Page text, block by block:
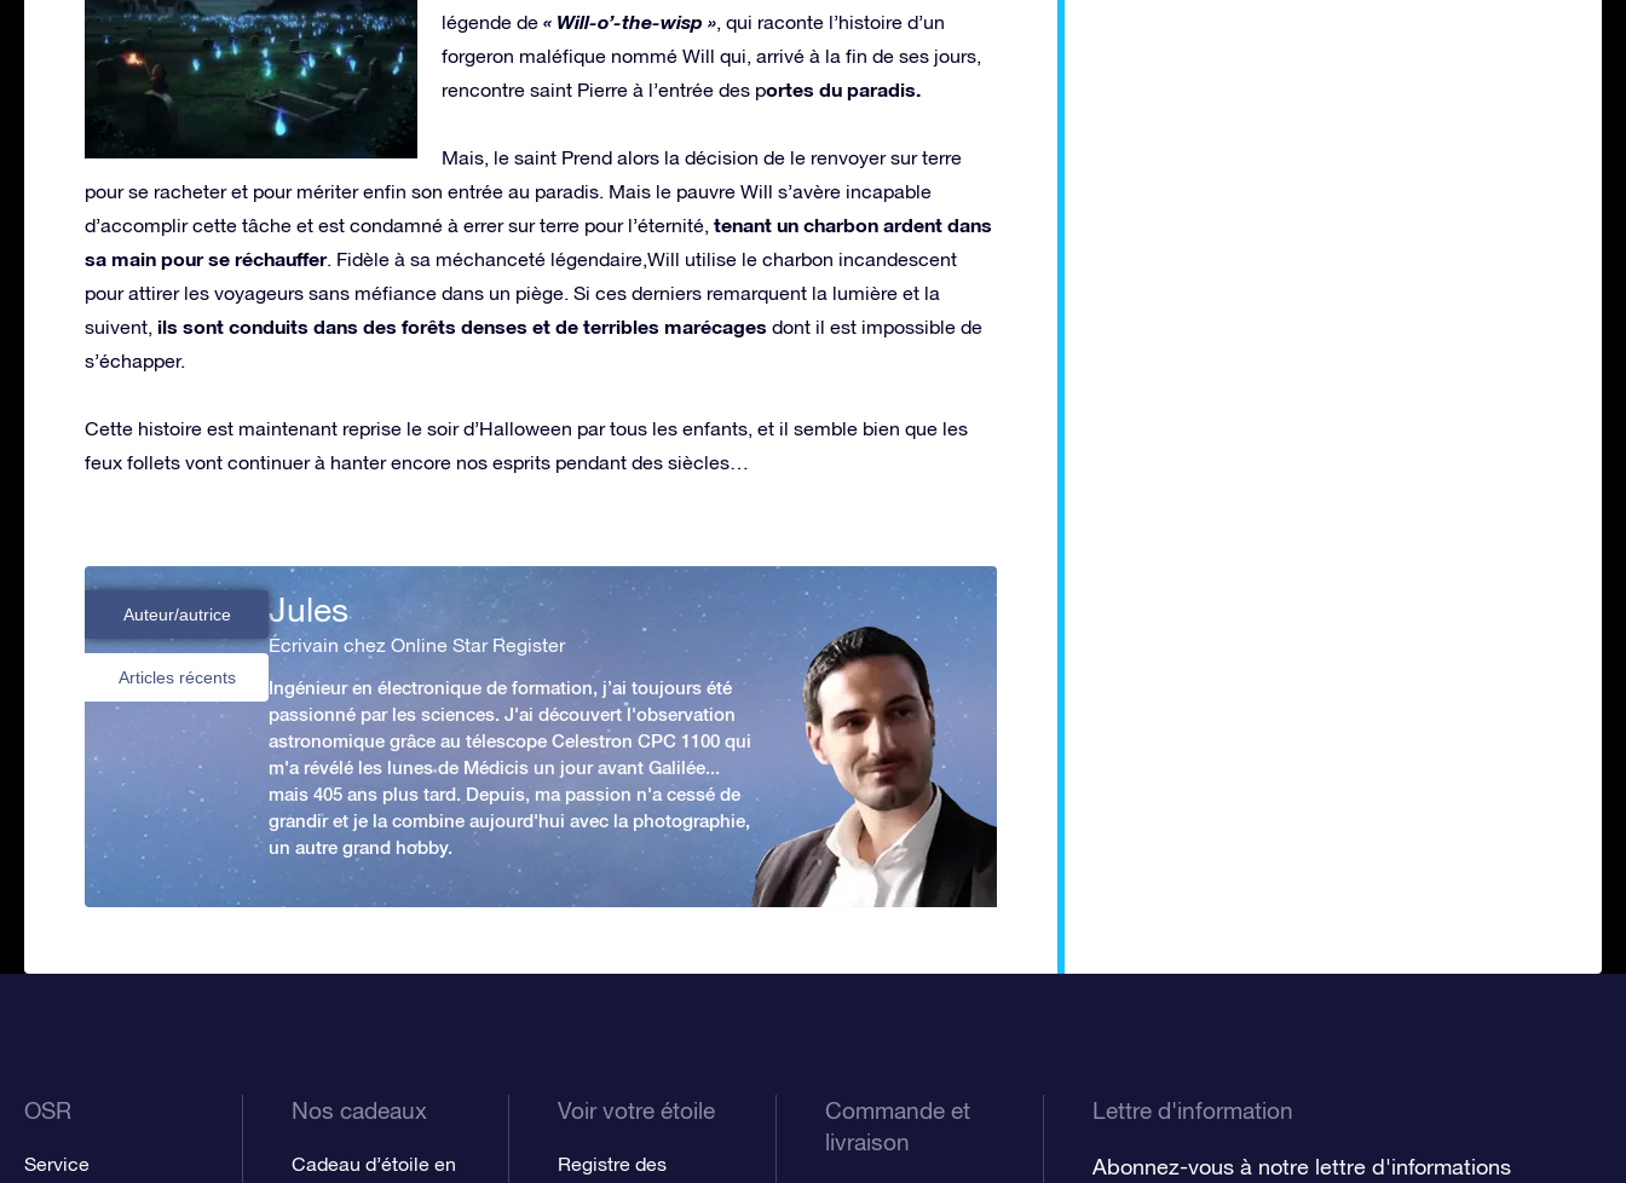
légende de « Will-o’-the-wisp », qui raconte l’histoire d’un
forgeron maléfique nommé Will qui, arrivé à la fin de ses jours,
rencontre saint Pierre à l’entrée des portes du paradis.
Mais, le saint Prend alors la décision de le renvoyer sur terre
pour se racheter et pour mériter enfin son entrée au paradis. Mais le pauvre Will s’avère incapable
d’accomplir cette tâche et est condamné à errer sur terre pour l’éternité, tenant un charbon ardent dans
sa main pour se réchauffer. Fidèle à sa méchanceté légendaire,Will utilise le charbon incandescent
pour attirer les voyageurs sans méfiance dans un piège. Si ces derniers remarquent la lumière et la
suivent, ils sont conduits dans des forêts denses et de terribles marécages dont il est impossible de
s’échapper.
Cette histoire est maintenant reprise le soir d’Halloween par tous les enfants, et il semble bien que les
feux follets vont continuer à hanter encore nos esprits pendant des siècles…
Auteur/autrice
Articles récents
Jules
Écrivain chez Online Star Register
Ingénieur en électronique de formation, j’ai toujours été
passionné par les sciences. J'ai découvert l'observation
astronomique grâce au télescope Celestron CPC 1100 qui
m'a révélé les lunes de Médicis un jour avant Galilée...
mais 405 ans plus tard. Depuis, ma passion n'a cessé de
grandir et je la combine aujourd'hui avec la photographie,
un autre grand hobby.
OSR
Service
Nos cadeaux
Cadeau d’étoile en
Voir votre étoile
Registre des
Commande et
livraison
Lettre d'information
Abonnez-vous à notre lettre d'informations